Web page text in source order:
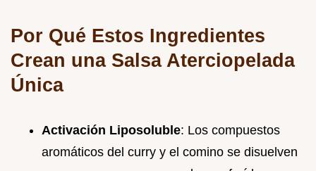
Por Qué Estos Ingredientes
Crean una Salsa Aterciopelada
Única
Activación Liposoluble: Los compuestos
aromáticos del curry y el comino se disuelven